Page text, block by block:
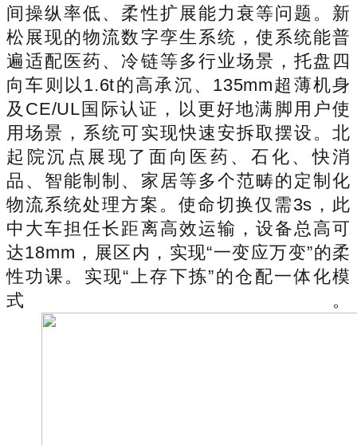
间操纵率低、柔性扩展能力衰等问题。新
松展现的物流数字孪生系统，使系统能普
遍适配医药、冷链等多行业场景，托盘四
向车则以1.6t的高承沉、135mm超薄机身
及CE/UL国际认证，以更好地满脚用户使
用场景，系统可实现快速安拆取摆设。北
起院沉点展现了面向医药、石化、快消
品、智能制制、家居等多个范畴的定制化
物流系统处理方案。使命切换仅需3s，此
中大车担任长距离高效运输，设备总高可
达18mm，展区内，实现“一变应万变”的柔
性功课。实现“上存下拣”的仓配一体化模
式。